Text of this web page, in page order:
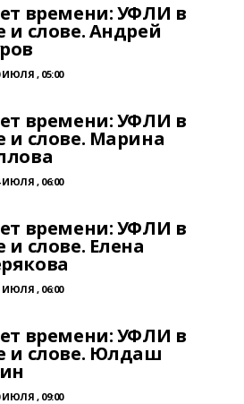
времени: УФЛИ в
и слове. Андрей
ИЮЛЯ , 05:00
времени: УФЛИ в
и слове. Марина
ИЮЛЯ , 06:00
времени: УФЛИ в
и слове. Елена
ИЮЛЯ , 06:00
времени: УФЛИ в
и слове. Юлдаш
ИЮЛЯ , 09:00